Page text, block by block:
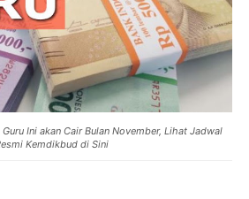
Ini akan Cair Bulan November, Lihat Jadwal
Kemdikbud di Sini